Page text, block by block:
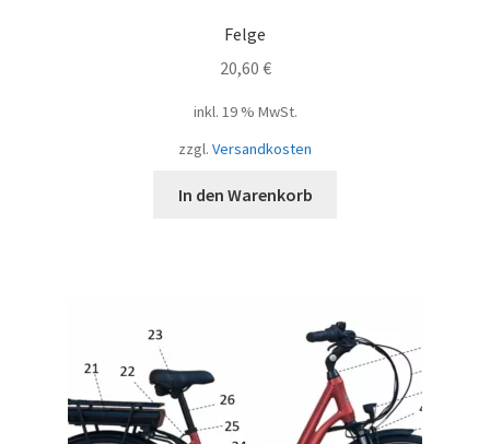
Felge
20,60 €
inkl. 19 % MwSt.
zzgl. Versandkosten
In den Warenkorb